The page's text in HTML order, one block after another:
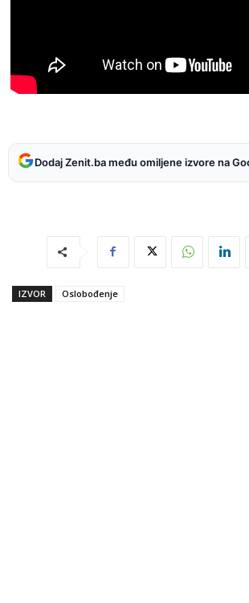
Dodaj Zenit.ba među omiljene izvore na
IZVOR Oslobođenje